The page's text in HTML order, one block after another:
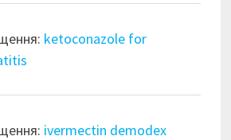
ketoconazole for
ivermectin demodex